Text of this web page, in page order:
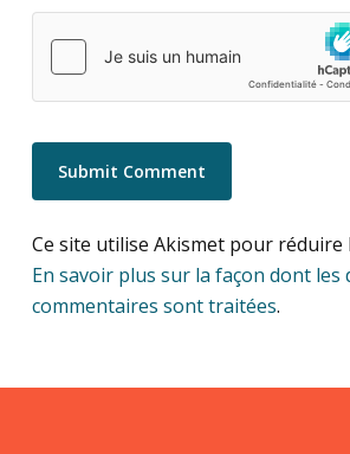
Ce site utilise Akismet pour réduire
En savoir plus sur la façon dont les
commentaires sont traitées.